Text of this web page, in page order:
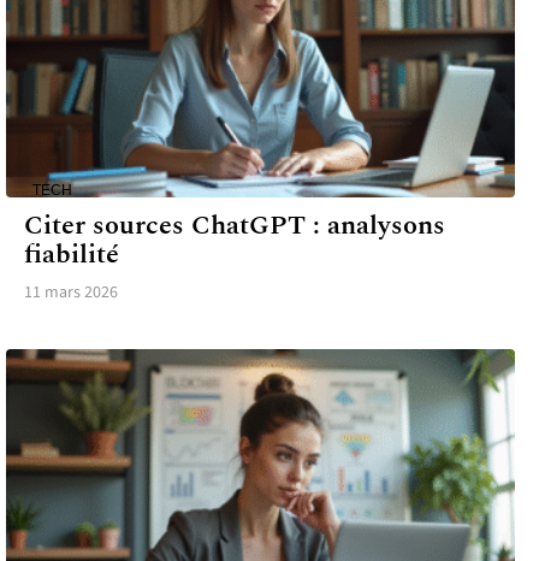
TECH
Citer sources ChatGPT : analysons
fiabilité
11 mars 2026